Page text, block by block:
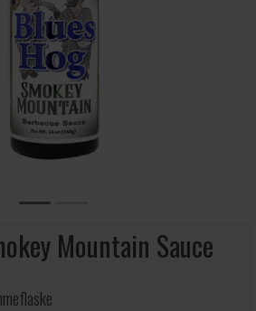
Mountain Sauce